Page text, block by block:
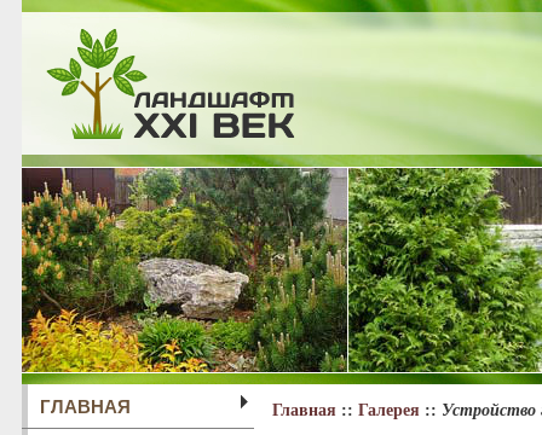
ГЛАВНАЯ
Главная :: Галерея :: Устройство